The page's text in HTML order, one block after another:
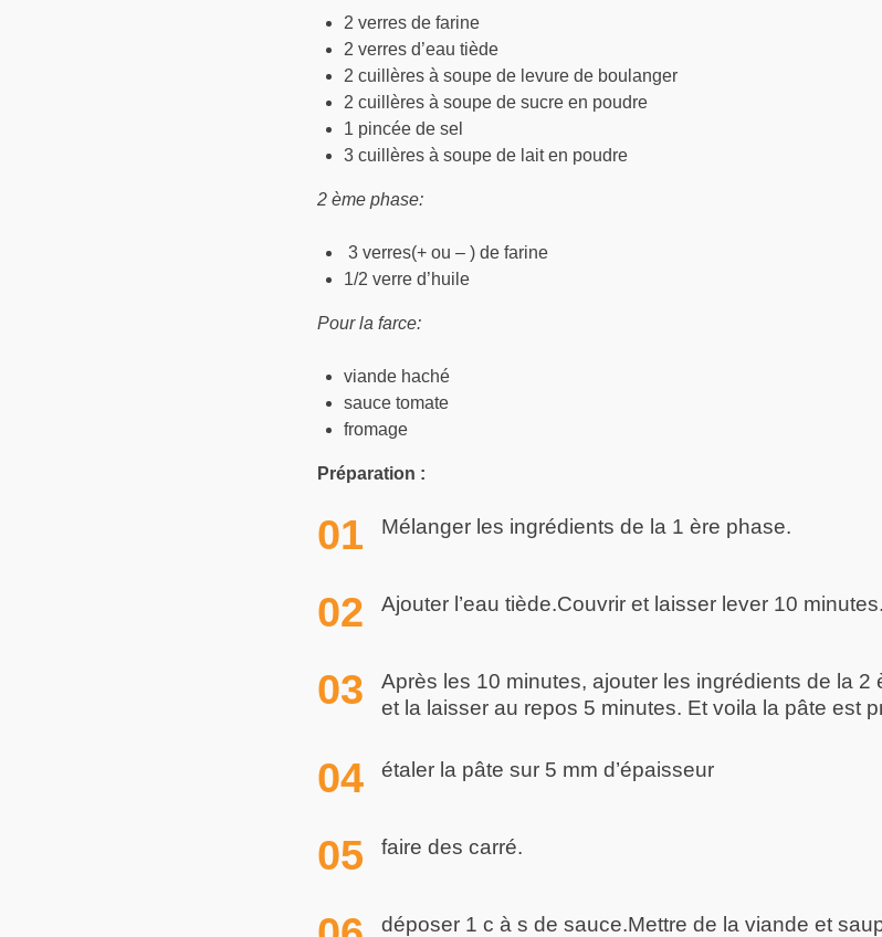
2 verres de farine
2 verres d’eau tiède
2 cuillères à soupe de levure de boulanger
2 cuillères à soupe de sucre en poudre
1 pincée de sel
3 cuillères à soupe de lait en poudre
2 ème phase:
3 verres(+ ou – ) de farine
1/2 verre d’huile
Pour la farce:
viande haché
sauce tomate
fromage
Préparation :
Mélanger les ingrédients de la 1 ère phase.
Ajouter l’eau tiède.Couvrir et laisser lever 10 minutes.
Après les 10 minutes, ajouter les ingrédients de la 2
et la laisser au repos 5 minutes. Et voila la pâte est
étaler la pâte sur 5 mm d’épaisseur
faire des carré.
déposer 1 c à s de sauce.Mettre de la viande et